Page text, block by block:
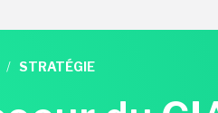
/ STRATÉGIE